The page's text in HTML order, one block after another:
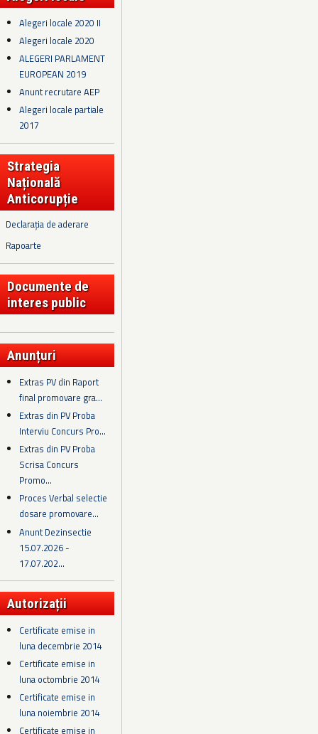
Alegeri locale 2020 II
Alegeri locale 2020
ALEGERI PARLAMENT
EUROPEAN 2019
Anunt recrutare AEP
Alegeri locale partiale
2017
Strategia
Națională
Anticorupție
Declarația de aderare
Rapoarte
Documente de
interes public
Anunțuri
Extras PV din Raport
final promovare gra...
Extras din PV Proba
Interviu Concurs Pro...
Extras din PV Proba
Scrisa Concurs
Promo...
Proces Verbal selectie
dosare promovare...
Anunt Dezinsectie
15.07.2026 -
17.07.202...
Autorizații
Certificate emise in
luna decembrie 2014
Certificate emise in
luna octombrie 2014
Certificate emise in
luna noiembrie 2014
Certificate emise in